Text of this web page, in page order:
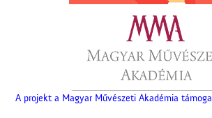
A projekt a Magyar Művészeti Akadémia